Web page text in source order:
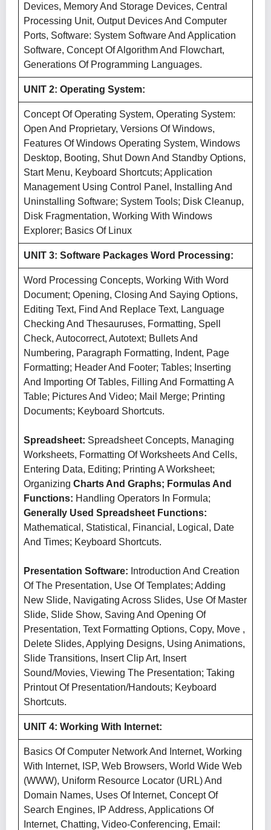
Devices, Memory And Storage Devices, Central
Processing Unit, Output Devices And Computer
Ports, Software: System Software And Application
Software, Concept Of Algorithm And Flowchart,
Generations Of Programming Languages.
UNIT 2: Operating System:
Concept Of Operating System, Operating System:
Open And Proprietary, Versions Of Windows,
Features Of Windows Operating System, Windows
Desktop, Booting, Shut Down And Standby Options,
Start Menu, Keyboard Shortcuts; Application
Management Using Control Panel, Installing And
Uninstalling Software; System Tools; Disk Cleanup,
Disk Fragmentation, Working With Windows
Explorer; Basics Of Linux
UNIT 3: Software Packages Word Processing:
Word Processing Concepts, Working With Word
Document; Opening, Closing And Saying Options,
Editing Text, Find And Replace Text, Language
Checking And Thesauruses, Formatting, Spell
Check, Autocorrect, Autotext; Bullets And
Numbering, Paragraph Formatting, Indent, Page
Formatting; Header And Footer; Tables; Inserting
And Importing Of Tables, Filling And Formatting A
Table; Pictures And Video; Mail Merge; Printing
Documents; Keyboard Shortcuts.
Spreadsheet: Spreadsheet Concepts, Managing
Worksheets, Formatting Of Worksheets And Cells,
Entering Data, Editing; Printing A Worksheet;
Organizing Charts And Graphs; Formulas And
Functions: Handling Operators In Formula;
Generally Used Spreadsheet Functions:
Mathematical, Statistical, Financial, Logical, Date
And Times; Keyboard Shortcuts.
Presentation Software: Introduction And Creation
Of The Presentation, Use Of Templates; Adding
New Slide, Navigating Across Slides, Use Of Master
Slide, Slide Show, Saving And Opening Of
Presentation, Text Formatting Options, Copy, Move ,
Delete Slides, Applying Designs, Using Animations,
Slide Transitions, Insert Clip Art, Insert
Sound/movies, Viewing The Presentation; Taking
Printout Of Presentation/Handouts; Keyboard
Shortcuts.
UNIT 4: Working With Internet:
Basics Of Computer Network And Internet, Working
With Internet, ISP, Web Browsers, World Wide Web
(WWW), Uniform Resource Locator (URL) And
Domain Names, Uses Of Internet, Concept Of
Search Engines, IP Address, Applications Of
Internet, Chatting, Video-Conferencing, Email: